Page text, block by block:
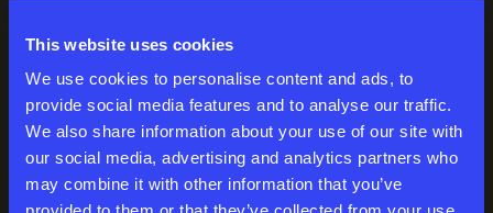
This website uses cookies
We use cookies to personalise content and ads, to
provide social media features and to analyse our traffic.
We also share information about your use of our site with
our social media, advertising and analytics partners who
may combine it with other information that you’ve
كلمة المرور